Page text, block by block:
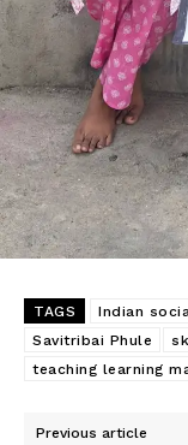
TAGS Indian
Savitribai Phule
teaching learning
Previous article